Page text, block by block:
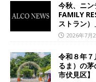
今秋、ニン
FAMILY
ストラン）
2026年7月
令和８年７
るま）の
市伏見区】